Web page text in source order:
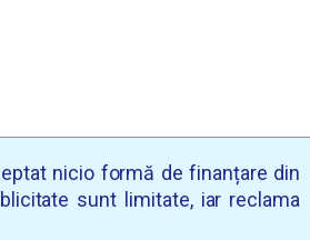
nicio formă de finanțare din
sunt limitate, iar reclama